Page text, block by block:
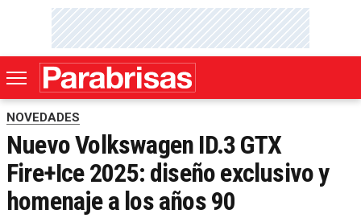
NOVEDADES
Nuevo Volkswagen ID.3 GTX
Fire+Ice 2025: diseño exclusivo y
homenaje a los años 90